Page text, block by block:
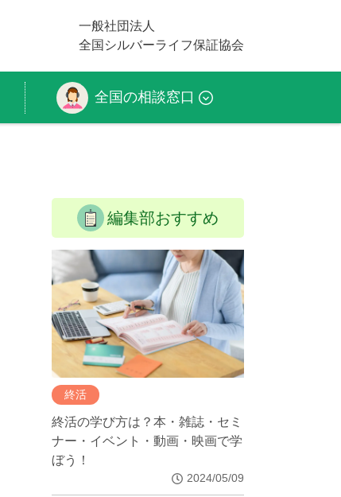
一般社団法人
全国シルバーライフ保証協会
全国の相談窓口
編集部おすすめ
終活
終活の学び方は？本・雑誌・セミ
ナー・イベント・動画・映画で学
ぼう！
2024/05/09